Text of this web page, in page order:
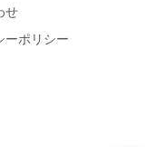
せ
ーポリシー